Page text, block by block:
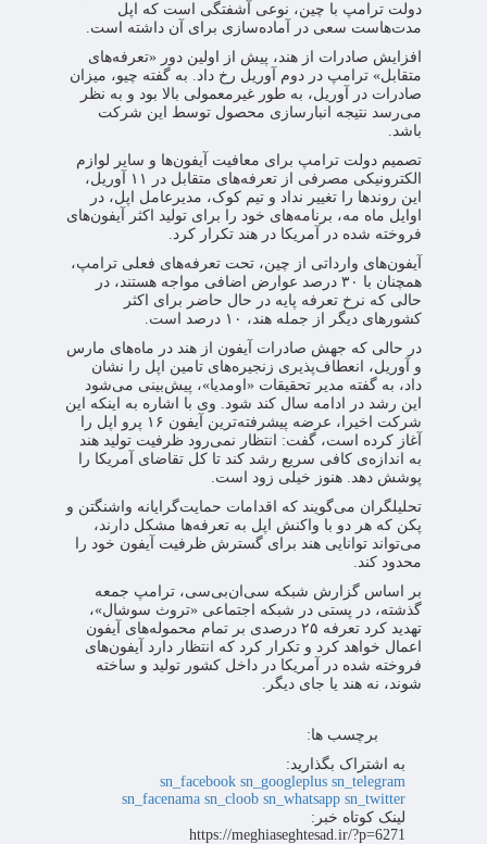
دولت ترامپ با چین، نوعی آشفتگی است که اپل
مدت‌هاست سعی در آماده‌سازی برای آن داشته است.
افزایش صادرات از هند، پیش از اولین دور «تعرفه‌های
متقابل» ترامپ در دوم آوریل رخ داد. به گفته چیو، میزان
صادرات در آوریل، به طور غیرمعمولی بالا بود و به نظر
می‌رسد نتیجه انبارسازی محصول توسط این شرکت
باشد.
تصمیم دولت ترامپ برای معافیت آیفون‌ها و سایر لوازم
الکترونیکی مصرفی از تعرفه‌های متقابل در ۱۱ آوریل،
این روندها را تغییر نداد و تیم کوک، مدیرعامل اپل، در
اوایل ماه مه، برنامه‌های خود را برای تولید اکثر آیفون‌های
فروخته شده در آمریکا در هند تکرار کرد.
آیفون‌های وارداتی از چین، تحت تعرفه‌های فعلی ترامپ،
همچنان با ۳۰ درصد عوارض اضافی مواجه هستند، در
حالی که نرخ تعرفه پایه در حال حاضر برای اکثر
کشورهای دیگر از جمله هند، ۱۰ درصد است.
در حالی که جهش صادرات آیفون از هند در ماه‌های مارس
و آوریل، انعطاف‌پذیری زنجیره‌های تامین اپل را نشان
داد، به گفته‌ مدیر تحقیقات «اومدیا»، پیش‌بینی می‌شود
این رشد در ادامه‌ سال کند شود. وی با اشاره به اینکه این
شرکت اخیرا، عرضه‌ پیشرفته‌ترین آیفون ۱۶ پرو اپل را
آغاز کرده است، گفت: انتظار نمی‌رود ظرفیت تولید هند
به اندازه‌ی کافی سریع رشد کند تا کل تقاضای آمریکا را
پوشش دهد. هنوز خیلی زود است.
تحلیلگران می‌گویند که اقدامات حمایت‌گرایانه واشنگتن و
پکن که هر دو با واکنش اپل به تعرفه‌ها مشکل دارند،
می‌تواند توانایی هند برای گسترش ظرفیت آیفون خود را
محدود کند.
بر اساس گزارش شبکه سی‌ان‌بی‌سی، ترامپ جمعه
گذشته، در پستی در شبکه اجتماعی «تروث سوشال»،
تهدید کرد تعرفه ۲۵ درصدی بر تمام محموله‌های آیفون
اعمال خواهد کرد و تکرار کرد که انتظار دارد آیفون‌های
فروخته شده در آمریکا در داخل کشور تولید و ساخته
شوند، نه هند یا جای دیگر.
برچسب ها:
به اشتراک بگذارید:
sn_facebook sn_googleplus sn_telegram
sn_facenama sn_cloob sn_whatsapp sn_twitter
لینک کوتاه خبر:
https://meghiaseghtesad.ir/?p=6271